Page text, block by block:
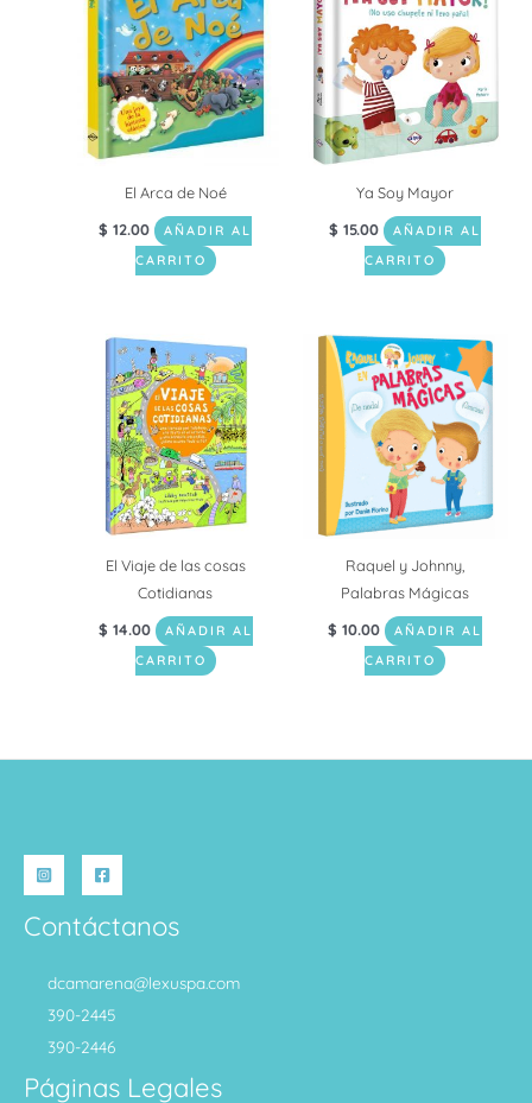
El Arca de Noé
$ 12.00
AÑADIR AL
CARRITO
Ya Soy Mayor
$ 15.00
AÑADIR AL
CARRITO
El Viaje de las cosas
Cotidianas
$ 14.00
AÑADIR AL
CARRITO
Raquel y Johnny,
Palabras Mágicas
$ 10.00
AÑADIR AL
CARRITO
Contáctanos
dcamarena@lexuspa.com
390-2445
390-2446
Páginas Legales